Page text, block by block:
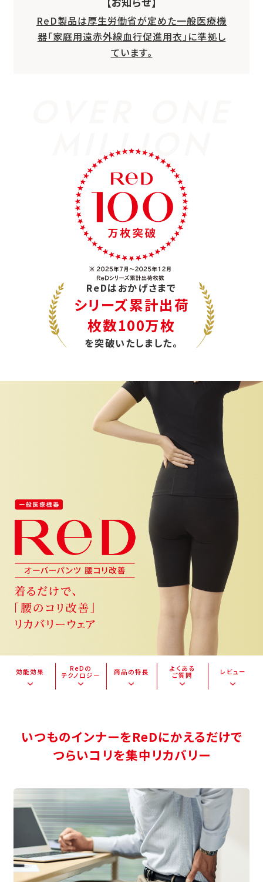
ReD製品は厚生労働省が定めた一般医療機
器「家庭用遠赤外線血行促進用衣」に準拠し
ています。
MILLION
ReDはおかげさまで
シリーズ累計出荷
枚数100万枚
を突破いたしました。
効能効果
ReDの
テクノロジー
商品の特長
よくある
ご質問
レビュー
いつものインナーをReDにかえるだけで
つらいコリを集中リカバリー